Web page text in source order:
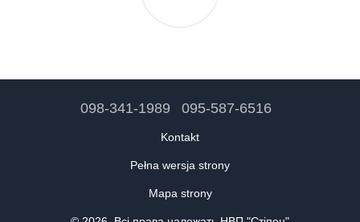
098-341-1989 095-587-6516
Kontakt
Pełna wersja strony
Mapa strony